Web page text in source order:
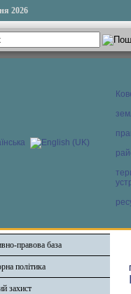
2026
правова база
політика
захист